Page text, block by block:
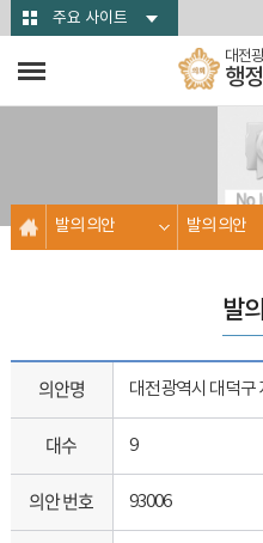
본문바로가기주요 사이트
대전
행
발의 의안 발의 의안
발
의안명 대전광역시 대덕구
대수 9
의안 번호 93006